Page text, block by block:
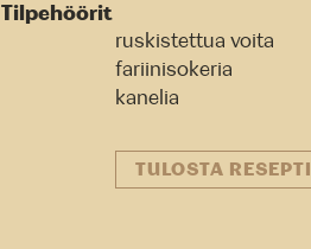
Tilpehöörit
ruskistettua voita
fariinisokeria
kanelia
TULOSTA RESEPTI